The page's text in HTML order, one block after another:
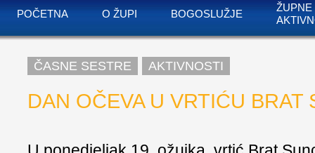
POČETNA O ŽUPI BOGOSLUŽJE
ŽUPNE
ČASNE SESTRE AKTIVNOSTI
DAN OČEVA U VRTIĆU BRAT